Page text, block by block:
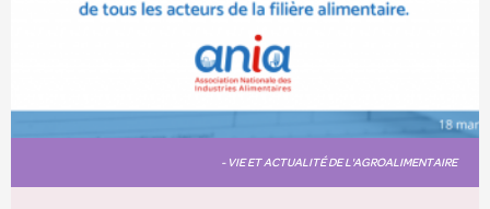
- VIE ET ACTUALITÉ DE L'AGROALIMENTAIRE